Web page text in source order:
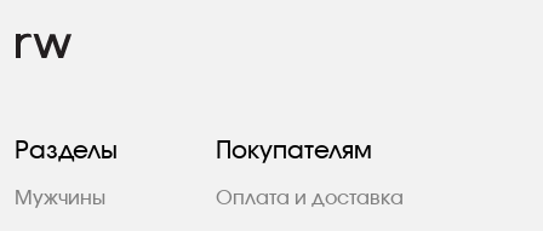
Разделы
Мужчины
Покупателям
Оплата и доставка